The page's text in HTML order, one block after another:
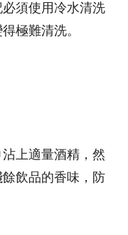
須使用冷水清洗
極難清洗。
上適量酒精，然
飲品的香味，防